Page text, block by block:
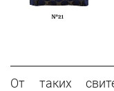
От таких